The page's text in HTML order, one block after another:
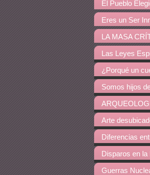
El Pueblo
Eres un Ser
LA MASA
Las Leyes
¿Porqué un
Somos hijos
Arte
Diferencias
Disparos en la
Guerras